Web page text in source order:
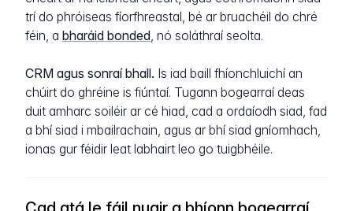
trí do phróiseas fíorfhreastal, bé ar bruachéil do chré
féin, a bharáid bonded, nó soláthraí seolta.
CRM agus sonraí bhall. Is iad baill fhíonchluichí an
chúirt do ghréine is fiúntaí. Tugann bogearraí deas
duit amharc soiléir ar cé hiad, cad a ordaíodh siad, fad
a bhí siad i mbailrachain, agus ar bhí siad gníomhach,
ionas gur féidir leat labhairt leo go tuigbhéile.